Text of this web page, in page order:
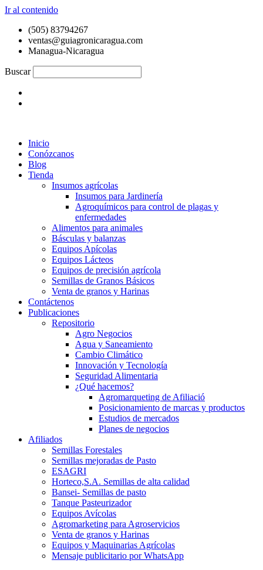
Ir al contenido
(505) 83794267
ventas@guiagronicaragua.com
Managua-Nicaragua
Buscar
Inicio
Conózcanos
Blog
Tienda
Insumos agrícolas
Insumos para Jardinería
Agroquímicos para control de plagas y
enfermedades
Alimentos para animales
Básculas y balanzas
Equipos Apícolas
Equipos Lácteos
Equipos de precisión agrícola
Semillas de Granos Básicos
Venta de granos y Harinas
Contáctenos
Publicaciones
Repositorio
Agro Negocios
Agua y Saneamiento
Cambio Climático
Innovación y Tecnología
Seguridad Alimentaria
¿Qué hacemos?
Agromarqueting de Afiliació
Posicionamiento de marcas y productos
Estudios de mercados
Planes de negocios
Afiliados
Semillas Forestales
Semillas mejoradas de Pasto
ESAGRI
Horteco,S.A. Semillas de alta calidad
Bansei- Semillas de pasto
Tanque Pasteurizador
Equipos Avícolas
Agromarketing para Agroservicios
Venta de granos y Harinas
Equipos y Maquinarias Agrícolas
Mensaje publicitario por WhatsApp